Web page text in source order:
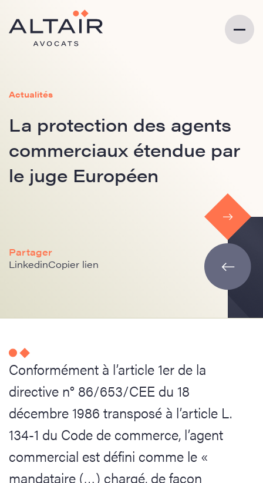
Actualités
La protection des agents
commerciaux étendue par
le juge Européen
Partager
LinkedinCopier lien
Conformément à l’article 1er de la
directive n° 86/653/CEE du 18
décembre 1986 transposé à l’article L.
134-1 du Code de commerce, l’agent
commercial est défini comme le «
mandataire (…) chargé, de façon